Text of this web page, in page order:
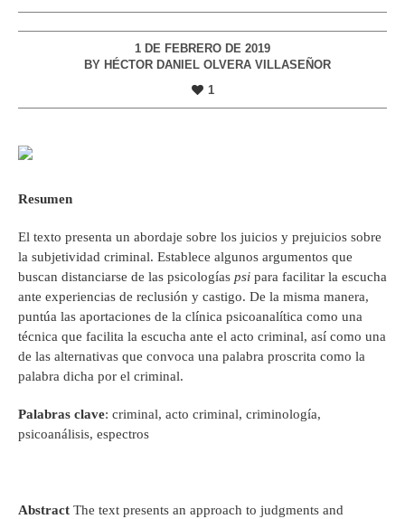
1 DE FEBRERO DE 2019
BY HÉCTOR DANIEL OLVERA VILLASEÑOR
1
Resumen
El texto presenta un abordaje sobre los juicios y prejuicios sobre
la subjetividad criminal. Establece algunos argumentos que
buscan distanciarse de las psicologías psi para facilitar la escucha
ante experiencias de reclusión y castigo. De la misma manera,
puntúa las aportaciones de la clínica psicoanalítica como una
técnica que facilita la escucha ante el acto criminal, así como una
de las alternativas que convoca una palabra proscrita como la
palabra dicha por el criminal.
Palabras clave: criminal, acto criminal, criminología,
psicoanálisis, espectros
Abstract The text presents an approach to judgments and